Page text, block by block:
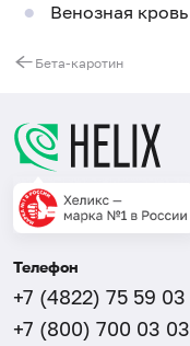
Венозная кровь
Бета-каротин
Телефон
+7 (4822) 75 59 03
+7 (800) 700 03 03